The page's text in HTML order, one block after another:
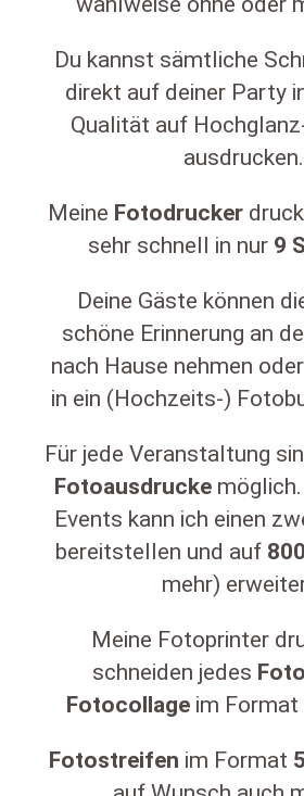
Du kannst sämtliche
direkt auf deiner Party
Qualität auf
ausdrucken.
Meine Fotodrucker
sehr schnell in nur 9
Deine Gäste können
schöne Erinnerung an
nach Hause nehmen
in ein (Hochzeits-)
Für jede Veranstaltung
Fotoausdrucke
Events kann ich einen
bereitstellen und auf 800
mehr)
Meine Fotoprinter
schneiden jedes Foto
Fotocollageim Format
Fotostreifen im Format 5